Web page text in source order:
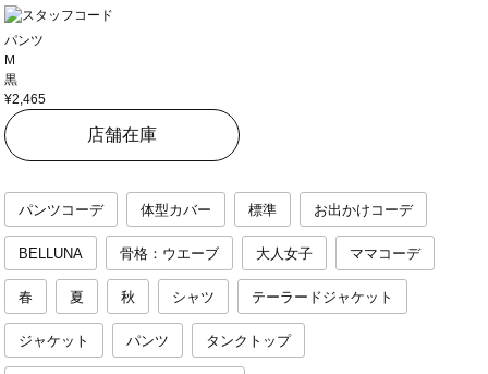
パンツ
M
黒
¥2,465
店舗在庫
パンツコーデ 体型カバー 標準 お出かけコーデ
BELLUNA 骨格：ウエーブ 大人女子 ママコーデ
春 夏 秋 シャツ テーラードジャケット
ジャケット パンツ タンクトップ